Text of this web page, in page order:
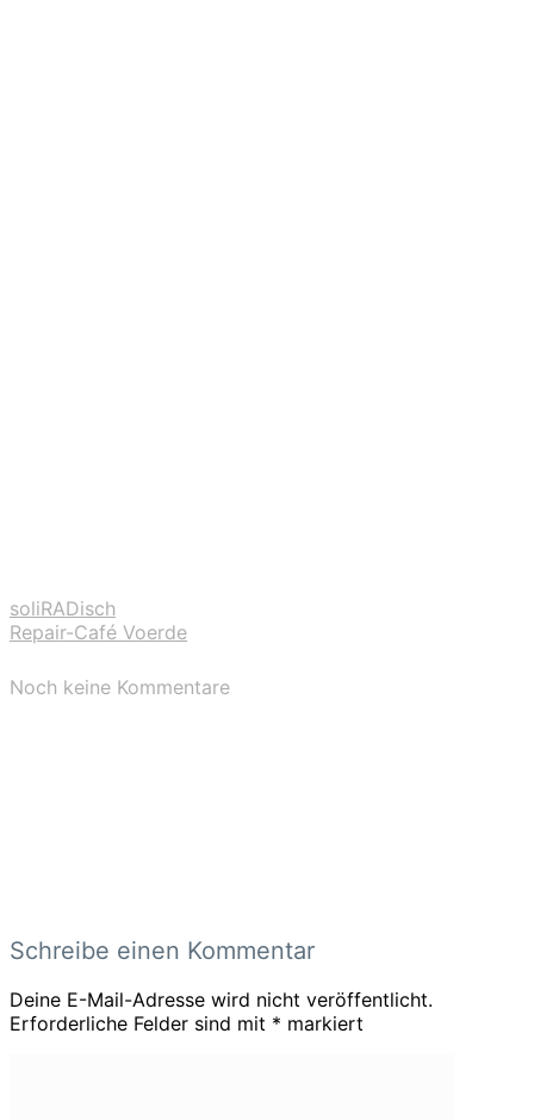
soliRADisch
Repair-Café Voerde
Noch keine Kommentare
Schreibe einen Kommentar
Deine E-Mail-Adresse wird nicht veröffentlicht.
Erforderliche Felder sind mit * markiert